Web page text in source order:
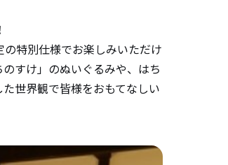
特別仕様でお楽しみいただけ
すけ」のぬいぐるみや、はち
世界観で皆様をおもてなしい